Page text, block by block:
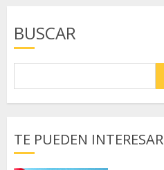
BUSCAR
TE PUEDEN INTERESAR